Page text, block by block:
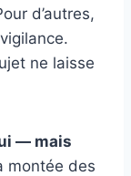
d’autres,
ne laisse
— mais
montée des